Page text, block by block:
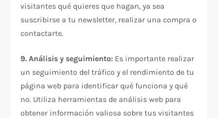
visitantes qué quieres que hagan, ya sea
suscribirse a tu newsletter, realizar una compra o
contactarte.
9. Análisis y seguimiento: Es importante realizar
un seguimiento del tráfico y el rendimiento de tu
página web para identificar qué funciona y qué
no. Utiliza herramientas de análisis web para
obtener información valiosa sobre tus visitantes